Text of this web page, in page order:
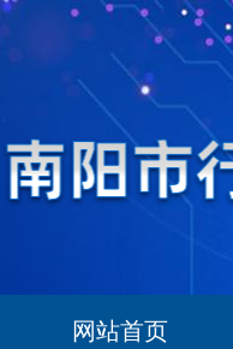
网站首页